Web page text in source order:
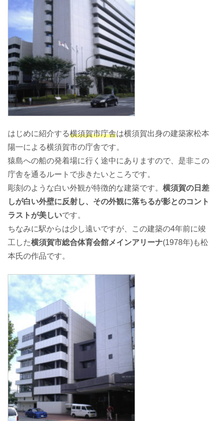
はじめに紹介する横須賀市庁舎は横須賀出身の建築家松本
陽一による横須賀市の庁舎です。
猿島への船の発着場に行く途中にありますので、是非この
庁舎を通るルートで歩きたいところです。
彫刻のような白い外観が特徴的な建築です。 横須賀の日差
しが白い外壁に反射し、その外観に落ちるが影とのコント
ラストが美しいです。
ちなみに駅からは少し遠いですが、この建築の4年前に竣
工した横須賀市総合体育会館メインアリーナ(1978年)も松
本氏の作品です。